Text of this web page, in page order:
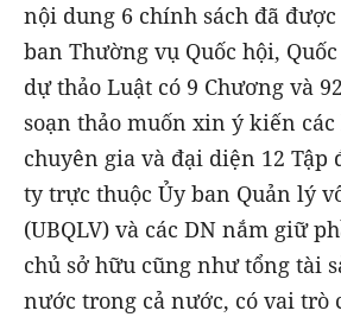
nội dung 6 chính sách đã
ban Thường vụ Quốc hội,
dự thảo Luật có 9 Chương và
soạn thảo muốn xin ý kiến các
chuyên gia và đại diện 12 Tập
ty trực thuộc Ủy ban Quản lý
(UBQLV) và các DN nắm giữ
chủ sở hữu cũng như tổng tài
nước trong cả nước, có vai trò